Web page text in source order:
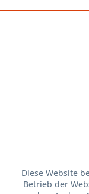
Diese Website
Betrieb der